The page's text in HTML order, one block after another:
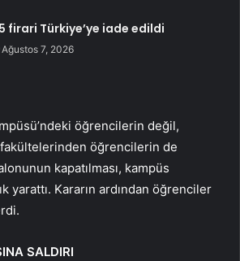
firari Türkiye’ye iade edildi
Ağustos 7, 2026
öğrencilerin değil,
öğrencilerin de
kapatılması, kampüs
yarattı. Kararın ardından öğrenciler
SALDIRI